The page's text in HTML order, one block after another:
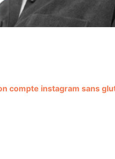
compte instagram sans